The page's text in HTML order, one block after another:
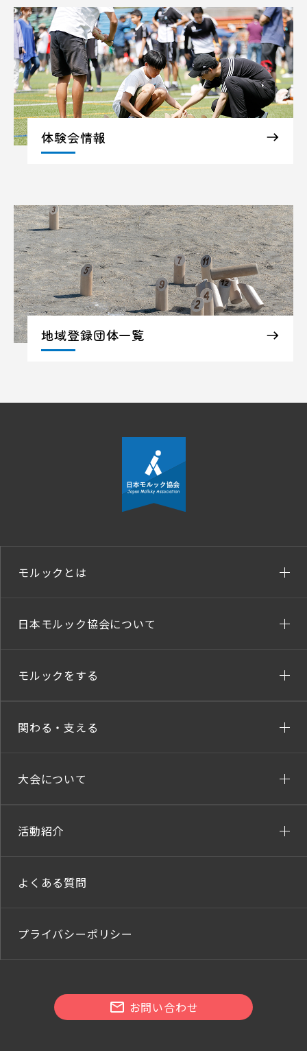
体験会情報
地域登録団体一覧
モルックとは
日本モルック協会について
モルックをする
関わる・支える
大会について
活動紹介
よくある質問
プライバシーポリシー
お問い合わせ